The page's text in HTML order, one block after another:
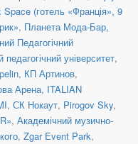
Space (готель «Франція», 9
, Планета Мода-Бар,
Педагогічний
університет,
, КП Артинов,
Арена, ITALIAN
, СК Нокаут, Pirogov Sky,
, Академічний музично-
, Zgar Event Park,